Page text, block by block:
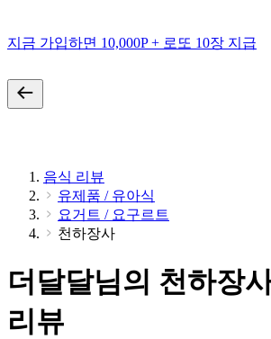
지금 가입하면 10,000P + 로또 10장 지급
음식 리뷰
유제품 / 유아식
요거트 / 요구르트
천하장사
더달달님의 천하장
리뷰